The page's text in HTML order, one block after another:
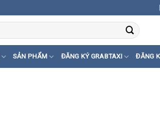
SẢN PHẨM ĐĂNG KÝ GRABTAXI ĐĂNG